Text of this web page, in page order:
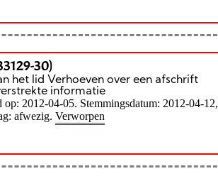
30)
het lid Verhoeven over een afschrift
informatie
op: 2012-04-05. Stemmingsdatum: 2012-04-12,
afwezig. Verworpen